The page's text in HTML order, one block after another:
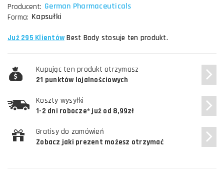
Producent: German Pharmaceuticals
Forma: Kapsułki
Już 295 Klientów Best Body stosuje ten produkt.
Kupując ten produkt otrzymasz
21 punktów lojalnościowych
Koszty wysyłki
1-2 dni robocze* już od 8,99zł
Gratisy do zamówień
Zobacz jaki prezent możesz otrzymać